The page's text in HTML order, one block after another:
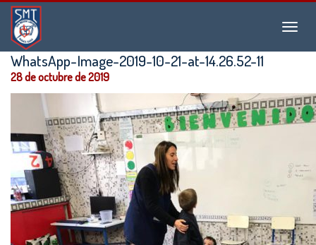
Menu
Instituto
San
Martín
de
WhatsApp-Image-2019-10-21-at-14.26.52-11
28 de octubre de 2019